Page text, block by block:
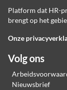
Platform dat HR-
brengt op het
Onze
Volg ons
Nieuwsbrief